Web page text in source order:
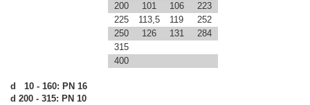
200
101 106
223
225
113,5 119
252
250
126 131
284
315
400
d 10 - 160: PN 16
d 200 - 315: PN 10